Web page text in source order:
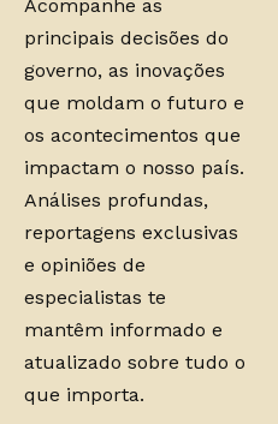
Acompanhe as
principais decisões do
governo, as inovações
que moldam o futuro e
os acontecimentos que
impactam o nosso país.
Análises profundas,
reportagens exclusivas
e opiniões de
especialistas te
mantêm informado e
atualizado sobre tudo o
que importa.